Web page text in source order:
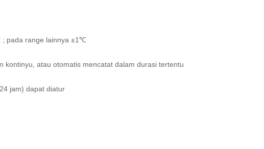
pada range lainnya ±1℃
kontinyu, atau otomatis mencatat dalam durasi tertentu
jam) dapat diatur